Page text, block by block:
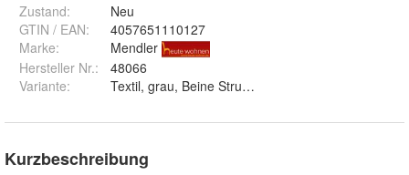
Zustand:
Neu
GTIN / EAN:
4057651110127
Marke:
Mendler
Hersteller Nr.:
48066
Variante: Textil, grau, Beine Struktur - Eiche, Textil mit
Kurzbeschreibung